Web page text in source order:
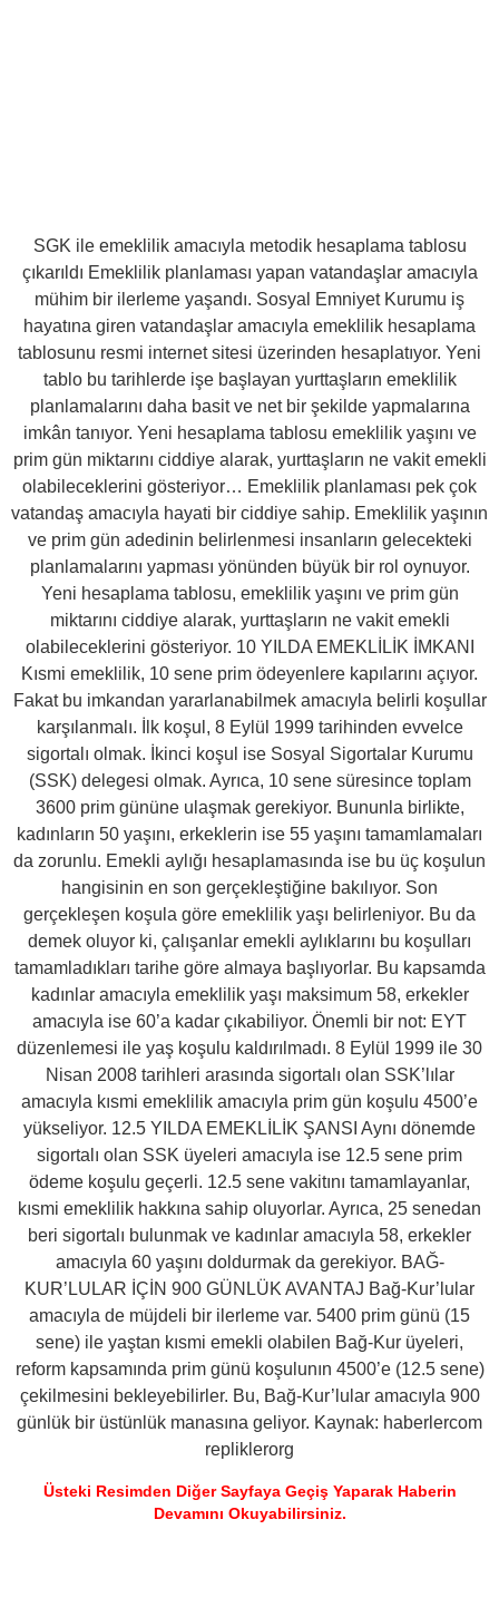
SGK ile emeklilik amacıyla metodik hesaplama tablosu
çıkarıldı Emeklilik planlaması yapan vatandaşlar amacıyla
mühim bir ilerleme yaşandı. Sosyal Emniyet Kurumu iş
hayatına giren vatandaşlar amacıyla emeklilik hesaplama
tablosunu resmi internet sitesi üzerinden hesaplatıyor. Yeni
tablo bu tarihlerde işe başlayan yurttaşların emeklilik
planlamalarını daha basit ve net bir şekilde yapmalarına
imkân tanıyor. Yeni hesaplama tablosu emeklilik yaşını ve
prim gün miktarını ciddiye alarak, yurttaşların ne vakit emekli
olabileceklerini gösteriyor… Emeklilik planlaması pek çok
vatandaş amacıyla hayati bir ciddiye sahip. Emeklilik yaşının
ve prim gün adedinin belirlenmesi insanların gelecekteki
planlamalarını yapması yönünden büyük bir rol oynuyor.
Yeni hesaplama tablosu, emeklilik yaşını ve prim gün
miktarını ciddiye alarak, yurttaşların ne vakit emekli
olabileceklerini gösteriyor. 10 YILDA EMEKLİLİK İMKANI
Kısmi emeklilik, 10 sene prim ödeyenlere kapılarını açıyor.
Fakat bu imkandan yararlanabilmek amacıyla belirli koşullar
karşılanmalı. İlk koşul, 8 Eylül 1999 tarihinden evvelce
sigortalı olmak. İkinci koşul ise Sosyal Sigortalar Kurumu
(SSK) delegesi olmak. Ayrıca, 10 sene süresince toplam
3600 prim gününe ulaşmak gerekiyor. Bununla birlikte,
kadınların 50 yaşını, erkeklerin ise 55 yaşını tamamlamaları
da zorunlu. Emekli aylığı hesaplamasında ise bu üç koşulun
hangisinin en son gerçekleştiğine bakılıyor. Son
gerçekleşen koşula göre emeklilik yaşı belirleniyor. Bu da
demek oluyor ki, çalışanlar emekli aylıklarını bu koşulları
tamamladıkları tarihe göre almaya başlıyorlar. Bu kapsamda
kadınlar amacıyla emeklilik yaşı maksimum 58, erkekler
amacıyla ise 60’a kadar çıkabiliyor. Önemli bir not: EYT
düzenlemesi ile yaş koşulu kaldırılmadı. 8 Eylül 1999 ile 30
Nisan 2008 tarihleri arasında sigortalı olan SSK’lılar
amacıyla kısmi emeklilik amacıyla prim gün koşulu 4500’e
yükseliyor. 12.5 YILDA EMEKLİLİK ŞANSI Aynı dönemde
sigortalı olan SSK üyeleri amacıyla ise 12.5 sene prim
ödeme koşulu geçerli. 12.5 sene vakitını tamamlayanlar,
kısmi emeklilik hakkına sahip oluyorlar. Ayrıca, 25 senedan
beri sigortalı bulunmak ve kadınlar amacıyla 58, erkekler
amacıyla 60 yaşını doldurmak da gerekiyor. BAĞ-
KUR’LULAR İÇİN 900 GÜNLÜK AVANTAJ Bağ-Kur’lular
amacıyla de müjdeli bir ilerleme var. 5400 prim günü (15
sene) ile yaştan kısmi emekli olabilen Bağ-Kur üyeleri,
reform kapsamında prim günü koşulunın 4500’e (12.5 sene)
çekilmesini bekleyebilirler. Bu, Bağ-Kur’lular amacıyla 900
günlük bir üstünlük manasına geliyor. Kaynak: haberlercom
repliklerorg
Üsteki Resimden Diğer Sayfaya Geçiş Yaparak Haberin
Devamını Okuyabilirsiniz.